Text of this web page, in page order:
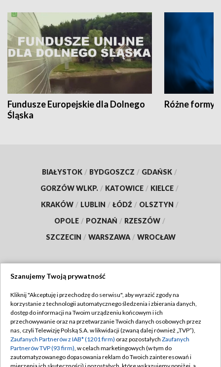
Fundusze Europejskie dla Dolnego
Śląska
Różne formy
BIAŁYSTOK / BYDGOSZCZ / GDAŃSK /
GORZÓW WLKP. / KATOWICE / KIELCE /
KRAKÓW / LUBLIN / ŁÓDŹ / OLSZTYN /
OPOLE / POZNAŃ / RZESZÓW /
SZCZECIN / WARSZAWA / WROCŁAW
TVP
Abonament TVP
Emisja w TVP
Centrum informacji TVP
Regulamin TVP
Polityka prywatności
Moje zgody
Szanujemy Twoją prywatność
Kliknij "Akceptuję i przechodzę do serwisu", aby wyrazić zgody na
korzystanie z technologii automatycznego śledzenia i zbierania danych,
dostęp do informacji na Twoim urządzeniu końcowym i ich
przechowywanie oraz na przetwarzanie Twoich danych osobowych przez
nas, czyli Telewizję Polską S.A. w likwidacji (zwaną dalej również „TVP”),
Zaufanych Partnerów z IAB* (1201 firm) oraz pozostałych Zaufanych
Partnerów TVP (93 firm), w celach marketingowych (w tym do
zautomatyzowanego dopasowania reklam do Twoich zainteresowań i